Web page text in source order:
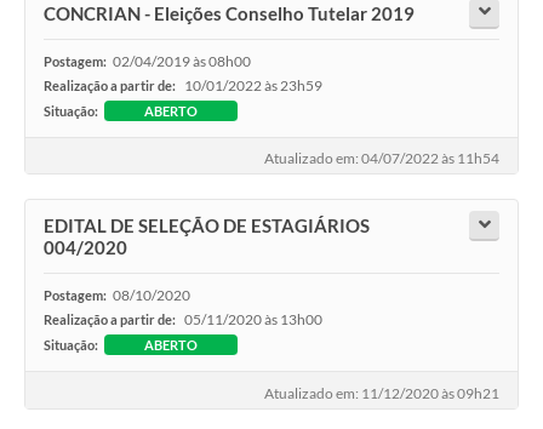
CONCRIAN - Eleições Conselho Tutelar 2019
Postagem: 02/04/2019 às 08h00
Realização a partir de: 10/01/2022 às 23h59
Situação: ABERTO
Atualizado em: 04/07/2022 às 11h54
EDITAL DE SELEÇÃO DE ESTAGIÁRIOS
004/2020
Postagem: 08/10/2020
Realização a partir de: 05/11/2020 às 13h00
Situação: ABERTO
Atualizado em: 11/12/2020 às 09h21